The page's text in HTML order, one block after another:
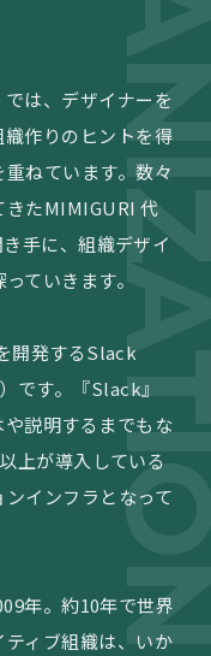
は、デザイナーを
作りのヒントを得
ねています。数々
きたMIMIGURI 代
手に、組織デザイ
ていきます。
開発するSlack
です。『Slack』
説明するまでもな
上が導入している
インフラとなって
年。約10年で世界
ィブ組織は、いか